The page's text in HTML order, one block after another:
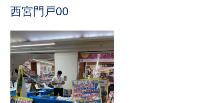
西宮門戸00